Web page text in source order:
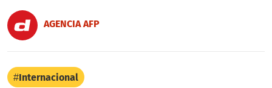
AGENCIA AFP
Internacional